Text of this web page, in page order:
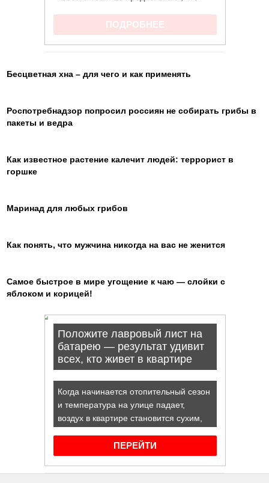
Бесцветная хна – для чего и как применять
Роспотребнадзор попросил россиян не собирать грибы в
пакеты и ведра
Как известное растение калечит людей: террорист в
горшке
Маринад для любых грибов
Как понять, что мужчина никогда на вас не женится
Самое быстрое в мире угощение к чаю — слойки с
яблоком и корицей!